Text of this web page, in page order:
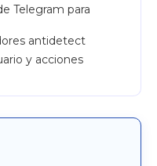
Telegram para
antidetect
y acciones